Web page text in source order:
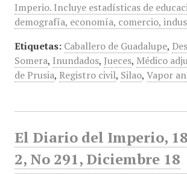
Imperio. Incluye estadísticas de
demografía, economía, comercio,
Etiquetas: Caballero de Guadalupe,
Somera, Inundados, Jueces, Médico
de Prusia, Registro civil, Silao, Vapor
El Diario del Imperio,
2, No 291, Diciembre 18